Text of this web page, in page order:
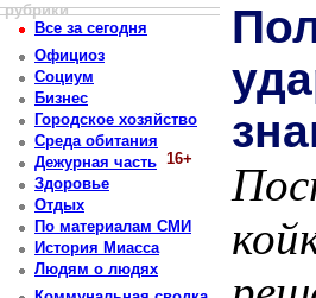
рубрики
Все за сегодня
Официоз
Социум
Бизнес
Городское хозяйство
Среда обитания
Дежурная часть 16+
Здоровье
Отдых
По материалам СМИ
История Миасса
Людям о людях